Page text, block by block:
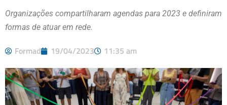
Organizações compartilharam agendas para 2023 e definiram
formas de atuar em rede.
Formad 19/04/2023 11:35 am